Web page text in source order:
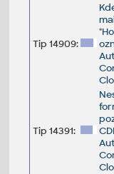
Tip 14909:
Tip 14391: